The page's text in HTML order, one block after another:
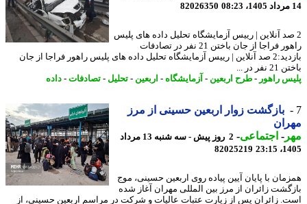
82026350
آنلاین | رییس آزمایشگاه تحلیل داده های پلیس
راهور فراجا از جان باختن 21 نفر در تصادفات
بازدید:2 صد آنلاین | رییس آزمایشگاه تحلیل داده های پلیس راهور فراجا از جان
در ...
راهور -طرح اربعین -آزمایشگاه-اربعین -تحلیل-تصادفات-داده
بازگشت زوار اربعین حسینی از مرز
-اجتماعی-
2 روز پیش - سه شنبه 13 مرداد
82025219
با پایان آیین پیاده روی اربعین حسینی، موج
زائران از مرز بین المللی مهران آغاز شده
زائران پس از زیارت عتبات عالیات و شرکت در مراسم اربعین حسینی، از